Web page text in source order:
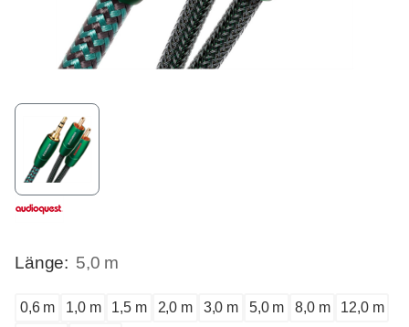
Länge: 5,0 m
0,6 m 1,0 m 1,5 m 2,0 m 3,0 m 5,0 m 8,0 m
12,0 m